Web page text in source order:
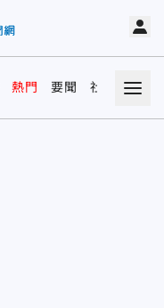
熱門 要聞 社會 娛樂